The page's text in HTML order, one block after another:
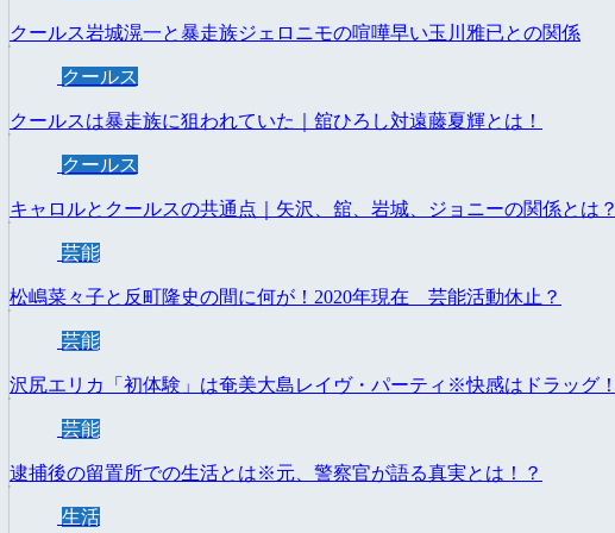
クールス岩城滉一と暴走族ジェロニモの喧嘩早い玉川雅已との関係
クールス
クールスは暴走族に狙われていた｜舘ひろし対遠藤夏輝とは！
クールス
キャロルとクールスの共通点｜矢沢、舘、岩城、ジョニーの関係とは？
芸能
松嶋菜々子と反町隆史の間に何が！2020年現在 芸能活動休止？
芸能
沢尻エリカ「初体験」は奄美大島レイヴ・パーティ※快感はドラッグ！
芸能
逮捕後の留置所での生活とは※元、警察官が語る真実とは！？
生活